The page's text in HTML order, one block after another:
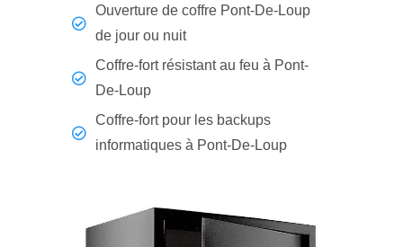
Ouverture de coffre Pont-De-Loup
de jour ou nuit
Coffre-fort résistant au feu à Pont-
De-Loup
Coffre-fort pour les backups
informatiques à Pont-De-Loup